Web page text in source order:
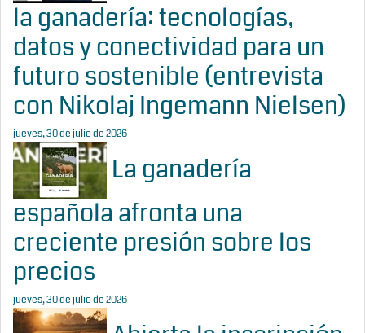
la ganadería: tecnologías,
datos y conectividad para un
futuro sostenible (entrevista
con Nikolaj Ingemann Nielsen)
jueves, 30 de julio de 2026
La ganadería
española afronta una
creciente presión sobre los
precios
jueves, 30 de julio de 2026